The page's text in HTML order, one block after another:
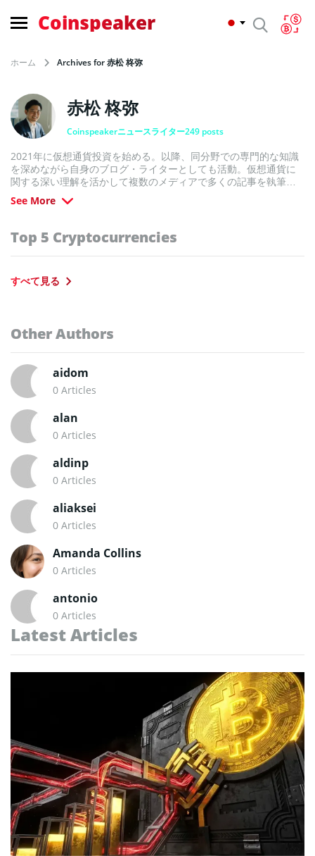
Coinspeaker
ホーム Archives for 赤松 柊弥
Coinspeakerニュースライター249 posts
赤松 柊弥
2021年に仮想通貨投資を始める。以降、同分野での専門的な知識
を深めながら自身のブログ・ライターとしても活動。仮想通貨に
関する深い理解を活かして複数のメディアで多くの記事を執筆。
初心者に寄り添った簡潔な解説を得意とする。
See More
Top 5 Cryptocurrencies
すべて見る
Other Authors
aidom
0 Articles
alan
0 Articles
aldinp
0 Articles
aliaksei
0 Articles
Amanda Collins
0 Articles
antonio
0 Articles
Latest Articles